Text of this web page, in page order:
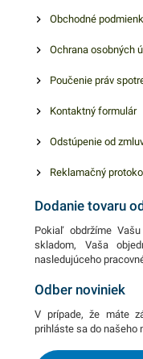
Obchodné
Ochrana osobných
Poučenie práv
Kontaktný formulár
Odstúpenie od
Reklamačný
Dodanie tovaru
Pokiaľ obdržíme
skladom, Vaša
nasledujúceho
Odber noviniek
V prípade, že máte
prihláste sa do našeho